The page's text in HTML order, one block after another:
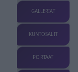
GALLERIAT
KUNTOSALIT
PORTAAT